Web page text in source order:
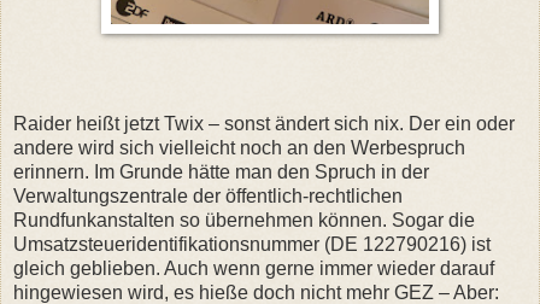
Raider heißt jetzt Twix – sonst ändert sich nix. Der ein oder
andere wird sich vielleicht noch an den Werbespruch
erinnern. Im Grunde hätte man den Spruch in der
Verwaltungszentrale der öffentlich-rechtlichen
Rundfunkanstalten so übernehmen können. Sogar die
Umsatzsteueridentifikationsnummer (DE 122790216) ist
gleich geblieben. Auch wenn gerne immer wieder darauf
hingewiesen wird, es hieße doch nicht mehr GEZ – Aber: